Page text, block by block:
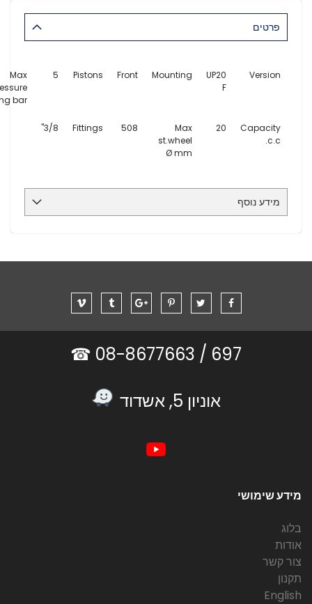
פרטים
Version
UP20
F
Mounting
Front
Pistons
5
Max
bar
Capacity
c.c.
20
Max
st.wheel
Ø mm
508
Fittings
3/8"
מידע נוסף
697 /
אוניון 5, אשדוד
מידע שימושי
בלוג
אודות
צור קשר
תקנון
English